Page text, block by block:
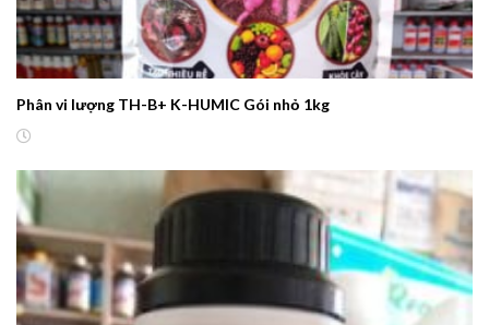
Phân vi lượng TH-B+ K-HUMIC Gói nhỏ 1kg